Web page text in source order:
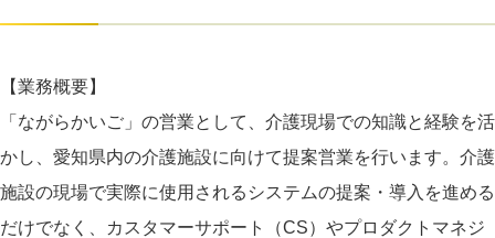
【業務概要】
「ながらかいご」の営業として、介護現場での知識と経験を活
かし、愛知県内の介護施設に向けて提案営業を行います。介護
施設の現場で実際に使用されるシステムの提案・導入を進める
だけでなく、カスタマーサポート（CS）やプロダクトマネジ